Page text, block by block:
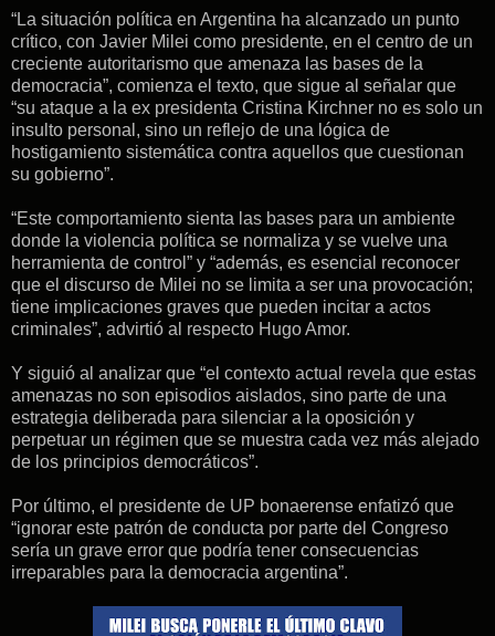
“La situación política en Argentina ha alcanzado un punto
crítico, con Javier Milei como presidente, en el centro de un
creciente autoritarismo que amenaza las bases de la
democracia”, comienza el texto, que sigue al señalar que
“su ataque a la ex presidenta Cristina Kirchner no es solo un
insulto personal, sino un reflejo de una lógica de
hostigamiento sistemática contra aquellos que cuestionan
su gobierno”.
“Este comportamiento sienta las bases para un ambiente
donde la violencia política se normaliza y se vuelve una
herramienta de control” y “además, es esencial reconocer
que el discurso de Milei no se limita a ser una provocación;
tiene implicaciones graves que pueden incitar a actos
criminales”, advirtió al respecto Hugo Amor.
Y siguió al analizar que “el contexto actual revela que estas
amenazas no son episodios aislados, sino parte de una
estrategia deliberada para silenciar a la oposición y
perpetuar un régimen que se muestra cada vez más alejado
de los principios democráticos”.
Por último, el presidente de UP bonaerense enfatizó que
“ignorar este patrón de conducta por parte del Congreso
sería un grave error que podría tener consecuencias
irreparables para la democracia argentina”.